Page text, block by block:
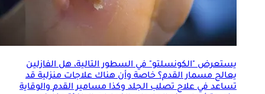
يستعرض "الكونسلتو" في السطور التالية، هل الفازلين
يعالج مسمار القدم؟ خاصة وأن هناك علاجات منزلية قد
تساعد في علاج تصلبالجلدوكذا مسامير القدم والوقاية